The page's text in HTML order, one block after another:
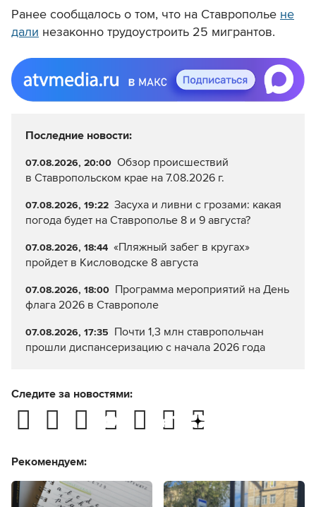
Ранее сообщалось о том, что на Ставрополье не
дали незаконно трудоустроить 25 мигрантов.
Последние новости:
07.08.2026, 20:00 Обзор происшествий
в Ставропольском крае на 7.08.2026 г.
07.08.2026, 19:22 Засуха и ливни с грозами: какая
погода будет на Ставрополье 8 и 9 августа?
07.08.2026, 18:44 «Пляжный забег в кругах»
пройдет в Кисловодске 8 августа
07.08.2026, 18:00 Программа мероприятий на День
флага 2026 в Ставрополе
07.08.2026, 17:35 Почти 1,3 млн ставропольчан
прошли диспансеризацию с начала 2026 года
Следите за новостями:
Рекомендуем: